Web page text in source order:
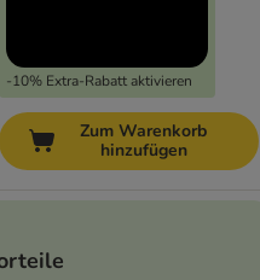
-10% Extra-Rabatt aktivieren
Zum Warenkorb
hinzufügen